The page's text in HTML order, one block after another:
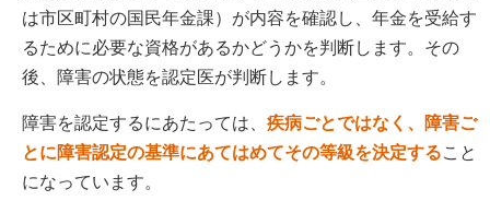
は市区町村の国民年金課）が内容を確認し、年金を受給す
るために必要な資格があるかどうかを判断します。その
後、障害の状態を認定医が判断します。
障害を認定するにあたっては、 疾病ごとではなく、障害ご
とに障害認定の基準にあてはめてその等級を決定すること
になっています。